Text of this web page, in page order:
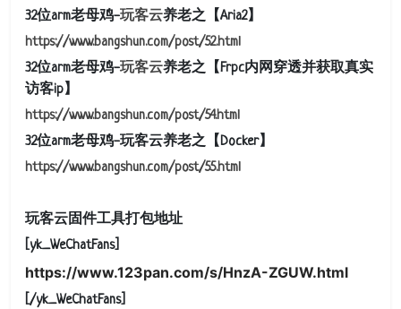
32位arm老母鸡-玩客云养老之【Aria2】
https://www.bangshun.com/post/52.html
32位arm老母鸡-玩客云养老之【Frpc内网穿透并获取真实
访客ip】
https://www.bangshun.com/post/54.html
32位arm老母鸡-玩客云养老之【Docker】
https://www.bangshun.com/post/55.html
玩客云固件工具打包地址
[yk_WeChatFans]
https://www.123pan.com/s/HnzA-ZGUW.html
[/yk_WeChatFans]